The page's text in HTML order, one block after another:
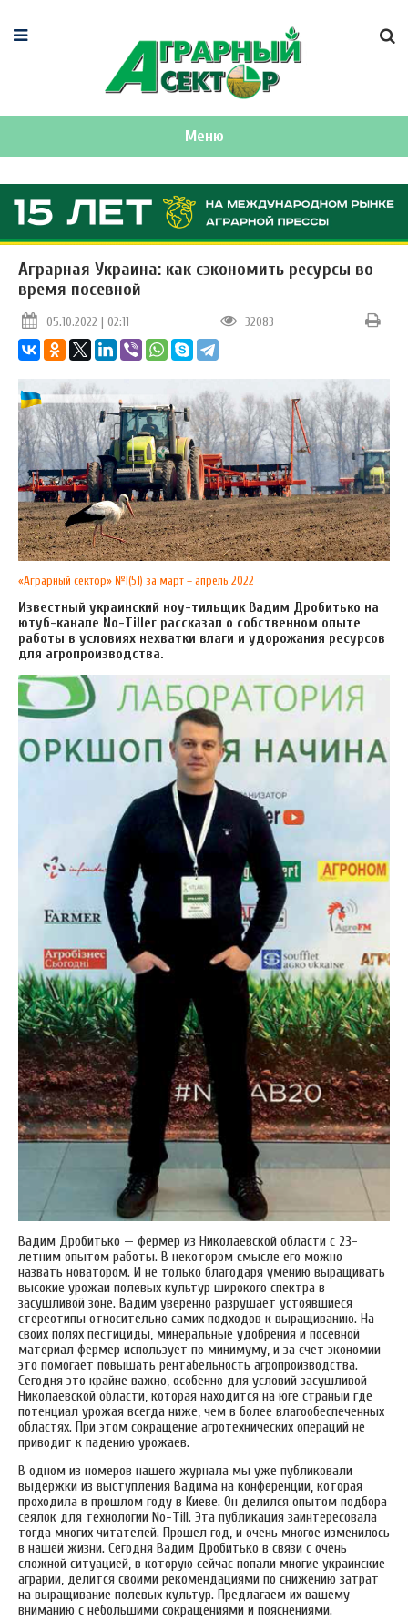
Меню
Аграрная Украина: как сэкономить ресурсы во
время посевной
05.10.2022 | 02:11 32083
«Аграрный сектор» №1(51) за март – апрель 2022
Известный украинский ноу-тильщик Вадим Дробитько на
ютуб-канале No-Tiller рассказал о собственном опыте
работы в условиях нехватки влаги и удорожания ресурсов
для агропроизводства.
Вадим Дробитько — фермер из Николаевской области с 23-
летним опытом работы. В некотором смысле его можно
назвать новатором. И не только благодаря умению выращивать
высокие урожаи полевых культур широкого спектра в
засушливой зоне. Вадим уверенно разрушает устоявшиеся
стереотипы относительно самих подходов к выращиванию. На
своих полях пестициды, минеральные удобрения и посевной
материал фермер использует по минимуму, и за счет экономии
это помогает повышать рентабельность агропроизводства.
Сегодня это крайне важно, особенно для условий засушливой
Николаевской области, которая находится на юге страныи где
потенциал урожая всегда ниже, чем в более влагообеспеченных
областях. При этом сокращение агротехнических операций не
приводит к падению урожаев.
В одном из номеров нашего журнала мы уже публиковали
выдержки из выступления Вадима на конференции, которая
проходила в прошлом году в Киеве. Он делился опытом подбора
сеялок для технологии No-Till. Эта публикация заинтересовала
тогда многих читателей. Прошел год, и очень многое изменилось
в нашей жизни. Сегодня Вадим Дробитько в связи с очень
сложной ситуацией, в которую сейчас попали многие украинские
аграрии, делится своими рекомендациями по снижению затрат
на выращивание полевых культур. Предлагаем их вашему
вниманию с небольшими сокращениями и пояснениями.